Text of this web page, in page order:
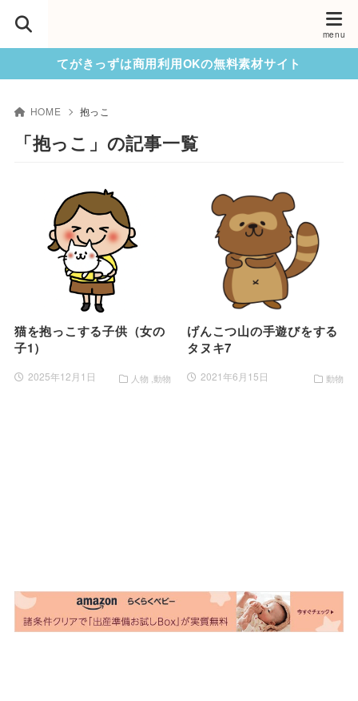
てがきっずは商用利用OKの無料素材サイト
HOME 抱っこ
「抱っこ」の記事一覧
猫を抱っこする子供（女の
子1）
2025年12月1日 人物 動物
げんこつ山の手遊びをする
タヌキ7
2021年6月15日 動物